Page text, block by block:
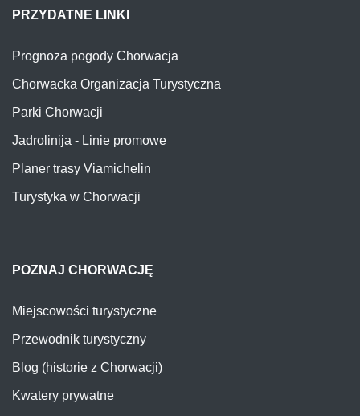
PRZYDATNE LINKI
Prognoza pogody Chorwacja
Chorwacka Organizacja Turystyczna
Parki Chorwacji
Jadrolinija - Linie promowe
Planer trasy Viamichelin
Turystyka w Chorwacji
POZNAJ CHORWACJĘ
Miejscowości turystyczne
Przewodnik turystyczny
Blog (historie z Chorwacji)
Kwatery prywatne